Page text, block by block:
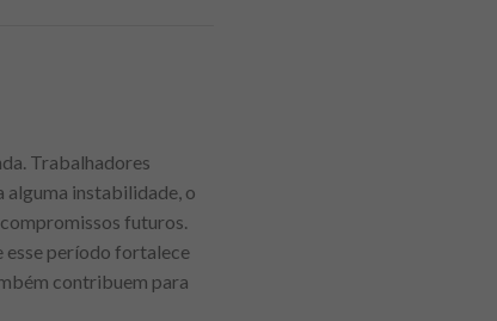
Trabalhadores
alguma instabilidade, o
futuros.
esse período fortalece
contribuem para